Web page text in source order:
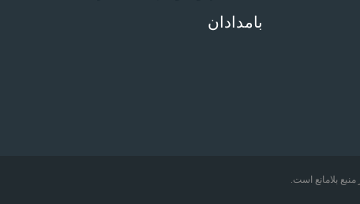
بامدادان
بلامانع است.